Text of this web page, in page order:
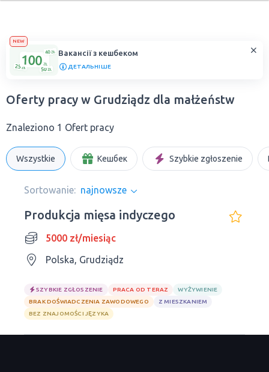
NEW
Вакансії з кешбеком
ДЕТАЛЬНІШЕ
Oferty pracy w Grudziądz dla małżeństw
Znaleziono 1 Ofert pracy
Wszystkie Кешбек Szybkie zgłoszenie
Sortowanie: najnowsze
Produkcja mięsa indyczego
5000 zł/miesiąc
Polska, Grudziądz
SZYBKIE ZGŁOSZENIE PRACA OD TERAZ
WYŻYWIENIE
BRAK DOŚWIADCZENIA ZAWODOWEGO
Z MIESZKANIEM
BEZ ZNAJOMOŚCI JĘZYKA